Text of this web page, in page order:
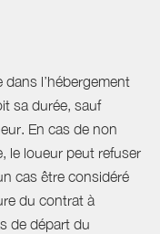
l’hébergement
sa durée, sauf
En cas de non
le loueur peut refuser
cas être considéré
du contrat à
de départ du